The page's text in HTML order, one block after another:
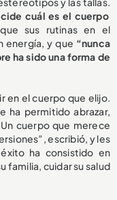
cuál es el cuerpo
sus rutinas en el
energía, y que “nunca
ha sido una forma de
en el cuerpo que elijo.
ha permitido abrazar,
cuerpo que merece
escribió, y les
ha consistido en
familia, cuidar su salud